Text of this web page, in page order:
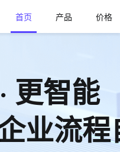
首页 产品 价格
更智能
业流